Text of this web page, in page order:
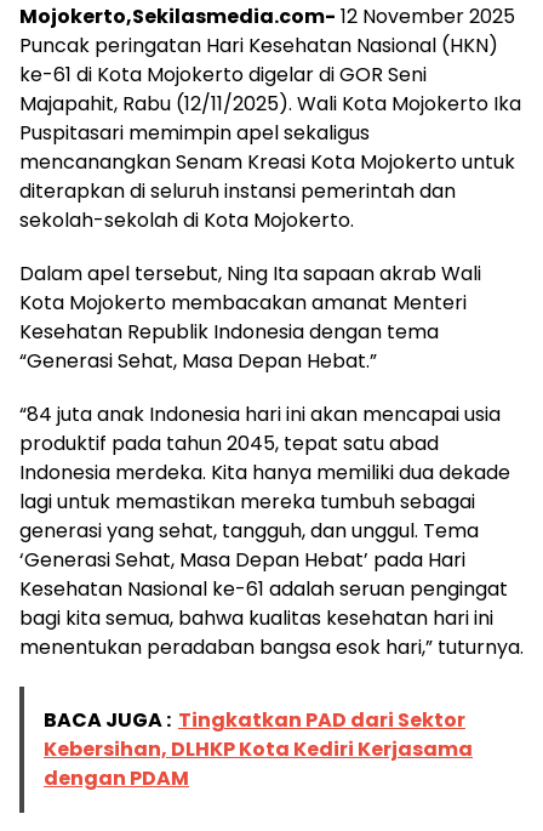
Mojokerto,Sekilasmedia.com- 12 November 2025
Puncak peringatan Hari Kesehatan Nasional (HKN)
ke-61 di Kota Mojokerto digelar di GOR Seni
Majapahit, Rabu (12/11/2025). Wali Kota Mojokerto Ika
Puspitasari memimpin apel sekaligus
mencanangkan Senam Kreasi Kota Mojokerto untuk
diterapkan di seluruh instansi pemerintah dan
sekolah-sekolah di Kota Mojokerto.
Dalam apel tersebut, Ning Ita sapaan akrab Wali
Kota Mojokerto membacakan amanat Menteri
Kesehatan Republik Indonesia dengan tema
“Generasi Sehat, Masa Depan Hebat.”
“84 juta anak Indonesia hari ini akan mencapai usia
produktif pada tahun 2045, tepat satu abad
Indonesia merdeka. Kita hanya memiliki dua dekade
lagi untuk memastikan mereka tumbuh sebagai
generasi yang sehat, tangguh, dan unggul. Tema
‘Generasi Sehat, Masa Depan Hebat’ pada Hari
Kesehatan Nasional ke-61 adalah seruan pengingat
bagi kita semua, bahwa kualitas kesehatan hari ini
menentukan peradaban bangsa esok hari,” tuturnya.
BACA JUGA : Tingkatkan PAD dari Sektor
Kebersihan, DLHKP Kota Kediri Kerjasama
dengan PDAM